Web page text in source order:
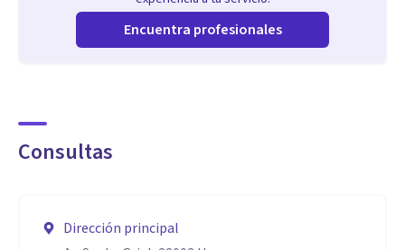
Aptitudes
- Aceptación de la orientación del deseo e identidad de
- Recuperación de las secuelas del acoso LGTBIfóbico.
- Construcción de identidad de género.
género de sus hijxs, hermanxs, etc.
Encuentra profesionales
Consultas
Dirección principal